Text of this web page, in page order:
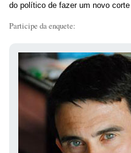
do político de fazer um novo
Participe da enquete: